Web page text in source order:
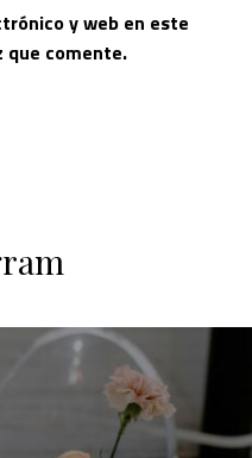
y web en este
que comente.